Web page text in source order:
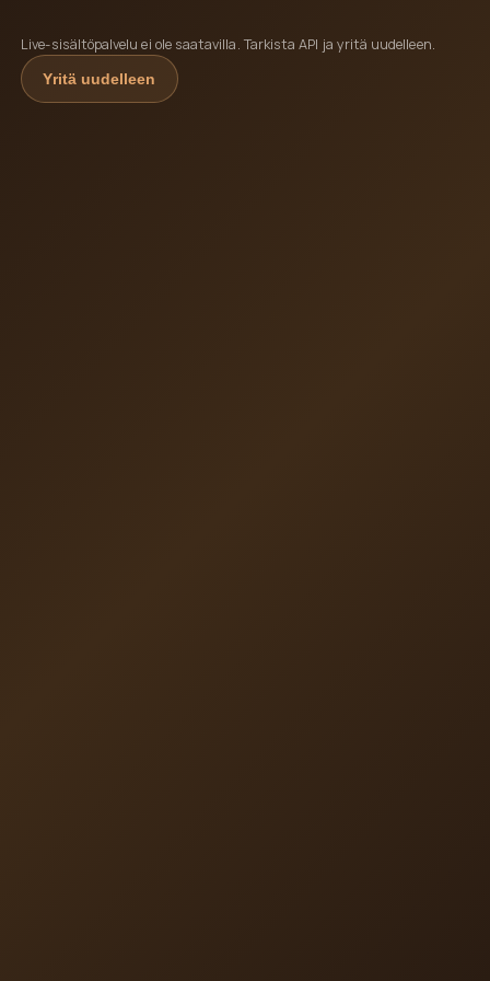
Live-sisältöpalvelu ei ole saatavilla. Tarkista API ja yritä uudelleen.
Yritä uudelleen